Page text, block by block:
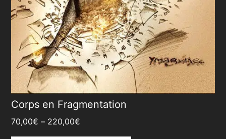
Corps en Fragmentation
70,00€ – 220,00€